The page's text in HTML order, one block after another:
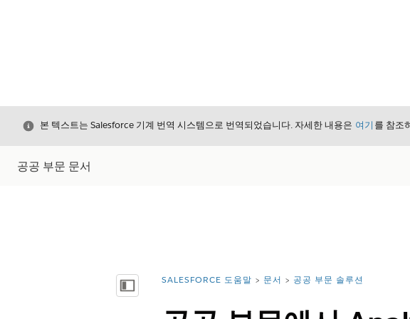
닫기본 텍스트는 Salesforce 기계 번역 시스템으로 번역되었습니다. 자세한 내용은 여기 를 참조
공공 부문 문서
목차 표시 위치:
SALESFORCE 도움말 문서 공공 부문 솔루션